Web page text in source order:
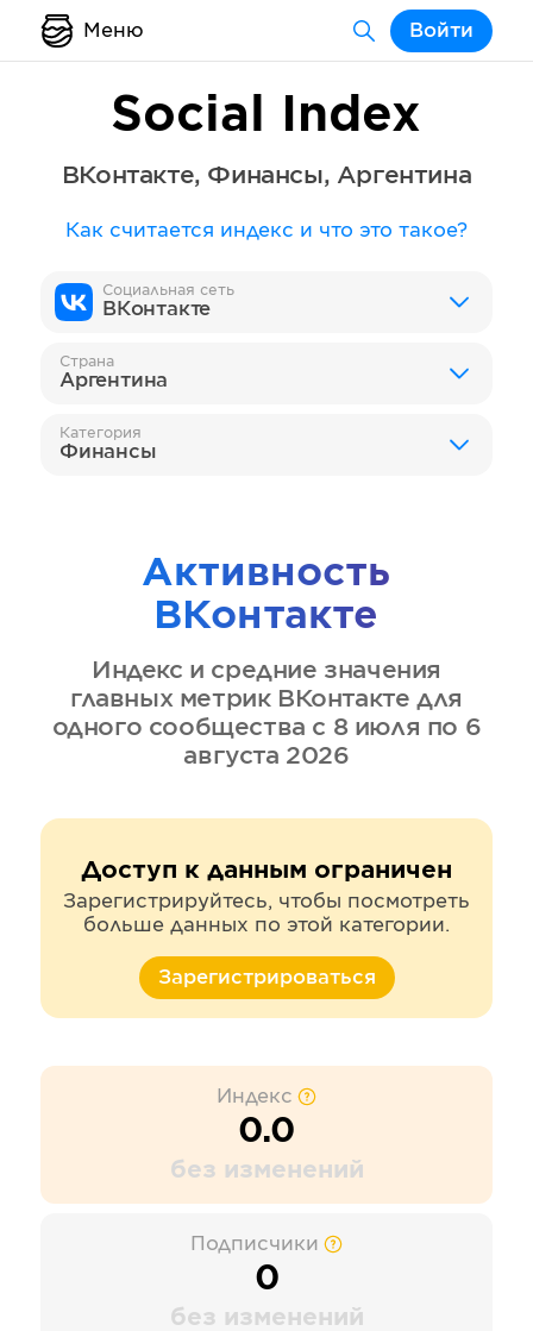
Меню Войти
Social Index
ВКонтакте, Финансы, Аргентина
Как считается индекс и что это такое?
Социальная сеть
ВКонтакте
Страна
Аргентина
Категория
Финансы
Активность
ВКонтакте
Индекс и средние значения
главных метрик ВКонтакте для
одного сообщества с 8 июля по 6
августа 2026
Доступ к данным ограничен
Зарегистрируйтесь, чтобы посмотреть
больше данных по этой категории.
Зарегистрироваться
Индекс
0.0
без изменений
Подписчики
0
без изменений